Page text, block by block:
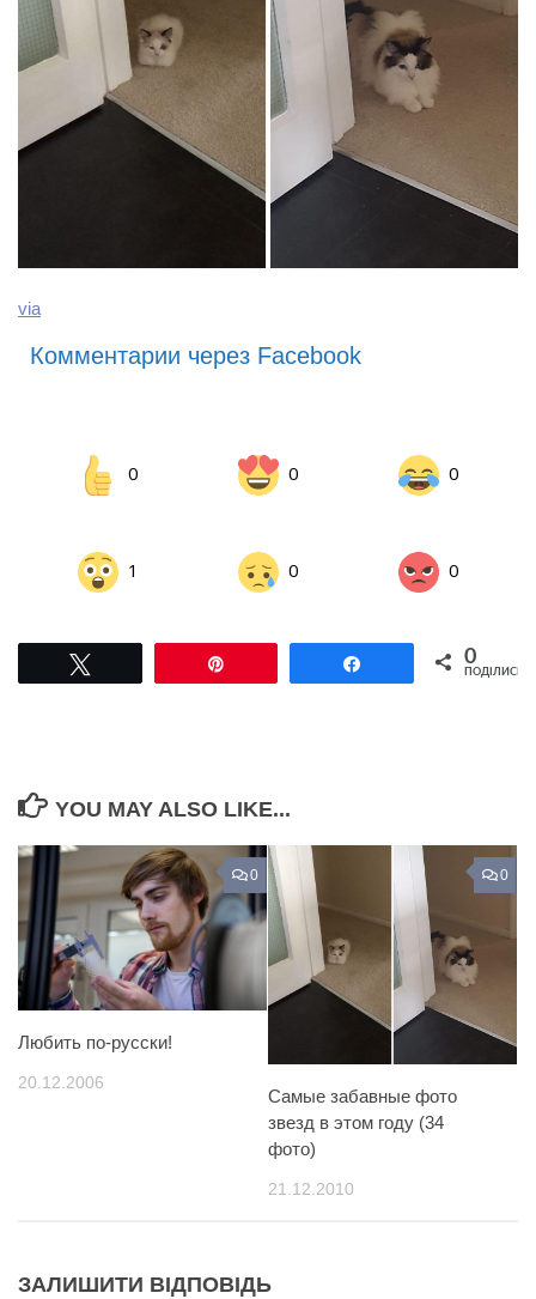
via
Комментарии через Facebook
0 0 0
1 0 0
Поділитися0
ПОДІЛИСЬ
YOU MAY ALSO LIKE...
0
Любить по-русски!
20.12.2006
0
Самые забавные фото
звезд в этом году (34
фото)
21.12.2010
ЗАЛИШИТИ ВІДПОВІДЬ